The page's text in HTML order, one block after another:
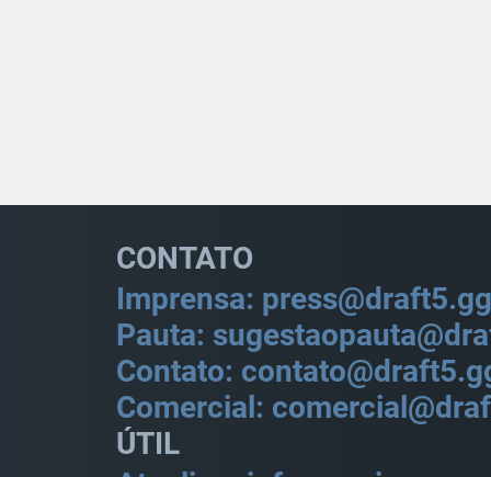
CONTATO
Imprensa: press@draft5.gg
Pauta:
Contato:
Comercial:
ÚTIL